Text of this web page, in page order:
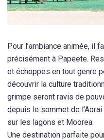
Pour l’ambiance animée, il
précisément à Papeete.
et échoppes en tout genre
découvrir la culture
grimpe seront ravis de
depuis le sommet de
sur les lagons et Moorea.
Une destination parfaite